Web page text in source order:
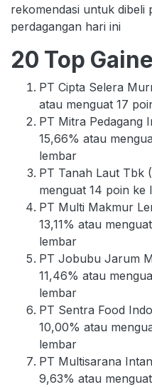
rekomendasi untuk dibeli
perdagangan hari ini
20 Top
PT Cipta Selera
atau menguat 17
PT Mitra Pedagang
15,66% atau
lembar
PT Tanah Laut Tbk (
menguat 14 poin ke
PT Multi Makmur
13,11% atau
lembar
PT Jobubu Jarum
11,46% atau
lembar
PT Sentra Food
10,00% atau
lembar
PT Multisarana
9,63% atau